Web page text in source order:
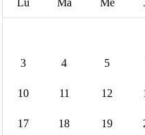
3 4 5
10 11 12
17 18 19